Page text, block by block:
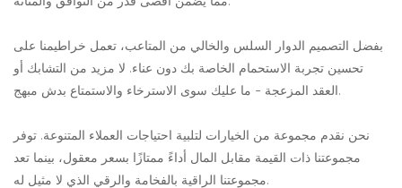
بفضل التصميم الدوار السلس والخالي من المتاعب، تعمل خراطيمنا على
تحسين تجربة الاستحمام الخاصة بك دون عناء. لا مزيد من التشابك أو
العقد المزعجة - ما عليك سوى الاسترخاء والاستمتاع بدش مبهج.
نحن نقدم مجموعة من الخيارات لتلبية احتياجات العملاء المتنوعة. توفر
مجموعتنا ذات القيمة مقابل المال أداءً ممتازًا بسعر معقول، بينما تعد
مجموعتنا الراقية بالفخامة والرقي الذي لا مثيل له.